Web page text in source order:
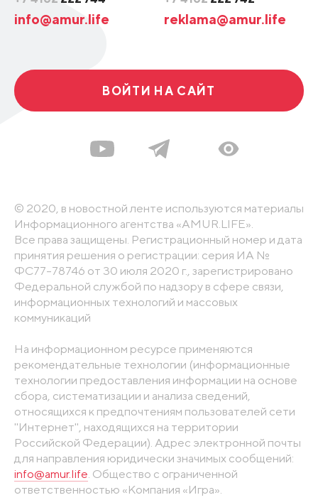
info@amur.life reklama@amur.life
ВОЙТИ НА САЙТ
© 2020, в новостной ленте используются материалы
Информационного агентства «AMUR.LIFE».
Все права защищены. Регистрационный номер и дата
принятия решения о регистрации: серия ИА №
ФС77-78746 от 30 июля 2020 г., зарегистрировано
Федеральной службой по надзору в сфере связи,
информационных технологий и массовых
коммуникаций
На информационном ресурсе применяются
рекомендательные технологии (информационные
технологии предоставления информации на основе
сбора, систематизации и анализа сведений,
относящихся к предпочтениям пользователей сети
"Интернет", находящихся на территории
Российской Федерации). Адрес электронной почты
для направления юридически значимых сообщений:
info@amur.life . Общество с ограниченной
ответственностью «Компания «Игра».